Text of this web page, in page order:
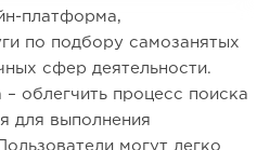
платформа,
по подбору самозанятых
сфер деятельности.
облегчить процесс поиска
для выполнения
могут легко